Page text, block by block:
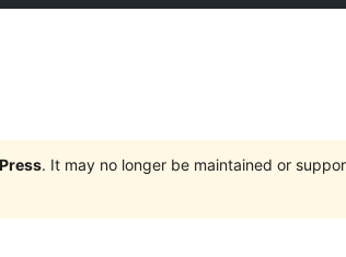
. It may no longer be maintained or